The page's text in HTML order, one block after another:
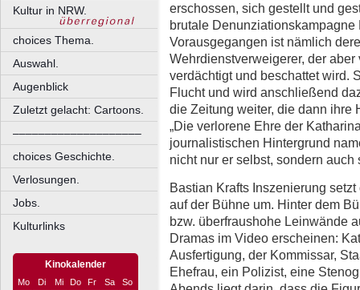
Kultur in NRW.
choices Thema.
Auswahl.
Augenblick
Zuletzt gelacht: Cartoons.
––––––––––––––––––––
choices Geschichte.
Verlosungen.
Jobs.
Kulturlinks
Kinokalender
Mo Di Mi Do Fr Sa
So
erschossen, sich gestellt und
brutale
Vorausgegangen ist nämlich
Wehrdienstverweigerer, der
verdächtigt und beschattet wird.
Flucht und wird anschließend
die Zeitung weiter, die dann ihre
„Die verlorene Ehre der
journalistischen Hintergrund
nicht nur er selbst, sondern
Bastian Krafts Inszenierung
auf der Bühne um. Hinter dem
bzw. überfraushohe Leinwände
Dramas im Video erscheinen:
Ausfertigung, der Kommissar,
Ehefrau, ein Polizist, eine